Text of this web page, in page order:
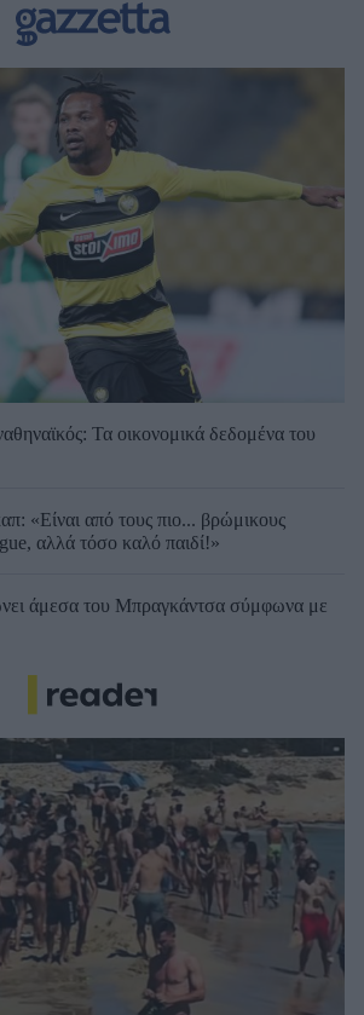
Τα οικονομικά δεδομένα του
«Είναι από τους πιο... βρώμικους
αλλά τόσο καλό παιδί!»
άμεσα του Μπραγκάντσα σύμφωνα με